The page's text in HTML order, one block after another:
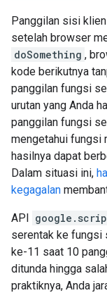
Panggilan sisi
setelah browser
doSomething ,
kode berikutnya
panggilan fungsi
urutan yang Anda
panggilan fungsi
mengetahui fungsi
hasilnya dapat
Dalam situasi ini,
kegagalan
API
serentak ke fungsi
ke-11 saat 10
ditunda hingga
praktiknya, Anda